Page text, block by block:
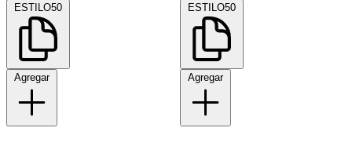
ESTILO50
Agregar
ESTILO50
Agregar